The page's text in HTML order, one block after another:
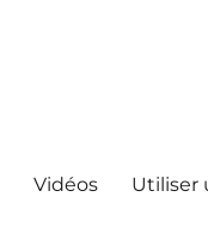
Vidéos Utiliser